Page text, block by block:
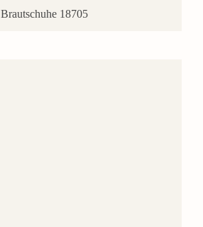
Brautschuhe 18705